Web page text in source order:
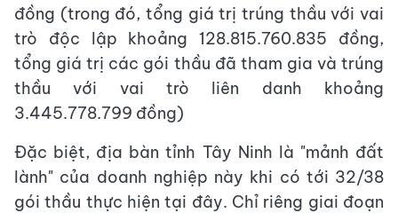
đồng (trong đó, tổng giá trị trúng thầu với vai
trò độc lập khoảng 128.815.760.835 đồng,
tổng giá trị các gói thầu đã tham gia và trúng
thầu với vai trò liên danh khoảng
3.445.778.799 đồng)
Đặc biệt, địa bàn tỉnh Tây Ninh là "mảnh đất
lành" của doanh nghiệp này khi có tới 32/38
gói thầu thực hiện tại đây. Chỉ riêng giai đoạn